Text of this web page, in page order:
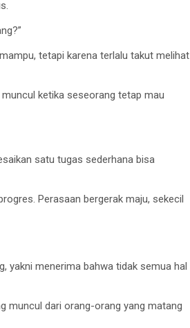
tetapi karena terlalu takut melihat
ketika seseorang tetap mau
satu tugas sederhana bisa
Perasaan bergerak maju, sekecil
yakni menerima bahwa tidak semua hal
muncul dari orang-orang yang matang